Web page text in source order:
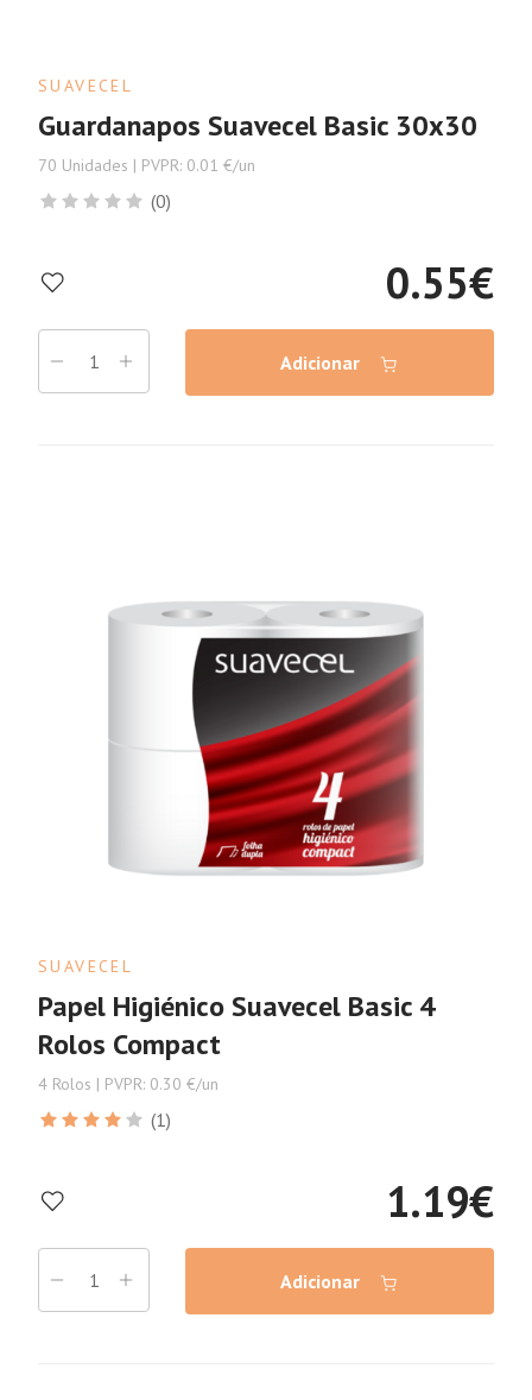
SUAVECEL
Guardanapos Suavecel Basic 30x30
70 Unidades | PVPR: 0.01 €/un
(0)
0.55€
Adicionar
SUAVECEL
Papel Higiénico Suavecel Basic 4
Rolos Compact
4 Rolos | PVPR: 0.30 €/un
(1)
1.19€
Adicionar